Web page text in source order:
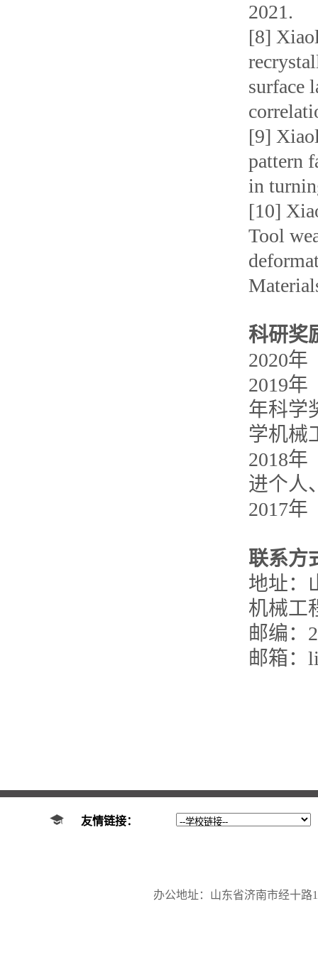
2021.
[8]
surface
[9]
pattern
in
[10]
Tool
科研奖
2020年
2019年
年科学
学机械
2018年
进个人
2017年
联系方
地址：
机械工
邮编：
邮箱：
友情链接：
办公地址：山东省济南市经十路